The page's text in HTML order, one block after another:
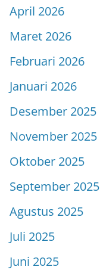
April 2026
Maret 2026
Februari 2026
Januari 2026
Desember 2025
November 2025
Oktober 2025
September 2025
Agustus 2025
Juli 2025
Juni 2025